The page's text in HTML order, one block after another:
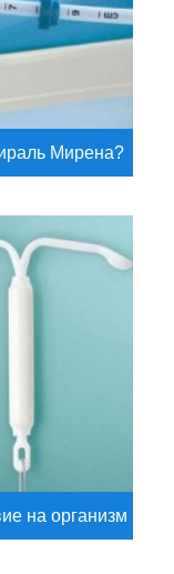
Мирена?
на организм